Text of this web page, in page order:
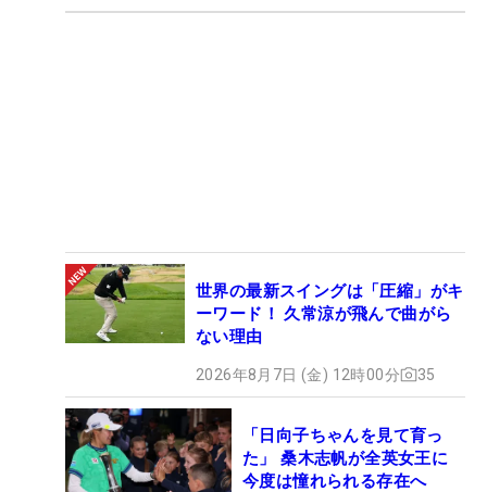
世界の最新スイングは「圧縮」がキ
ーワード！ 久常涼が飛んで曲がら
ない理由
2026年8月7日 (金) 12時00分 35
「日向子ちゃんを見て育っ
た」 桑木志帆が全英女王に
今度は憧れられる存在へ